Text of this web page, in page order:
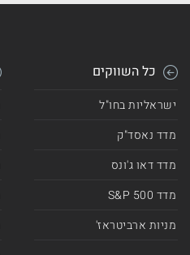
כל השווקים
ישראליות בחו"ל
מדד נאסד"ק
מדד דאו ג'ונס
מדד 500 S&P
מניות ארביטראז'